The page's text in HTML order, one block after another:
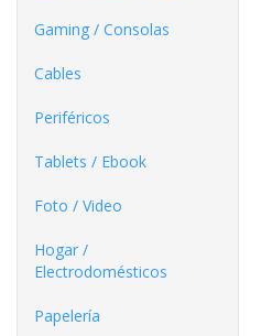
Gaming / Consolas
Cables
Periféricos
Tablets / Ebook
Foto / Video
Hogar /
Electrodomésticos
Papelería